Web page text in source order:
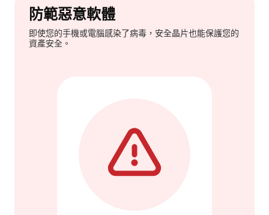
防範惡意軟體
即使您的手機或電腦感染了病毒，安全晶片也能保護您的
資產安全。